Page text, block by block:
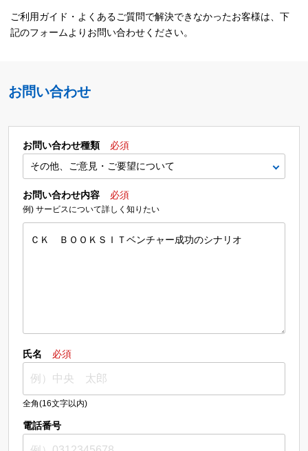
ご利用ガイド・よくあるご質問で解決できなかったお客様は、下
記のフォームよりお問い合わせください。
お問い合わせ
お問い合わせ種類 必須
お問い合わせ内容 必須
例) サービスについて詳しく知りたい
氏名 必須
全角(16文字以内)
電話番号